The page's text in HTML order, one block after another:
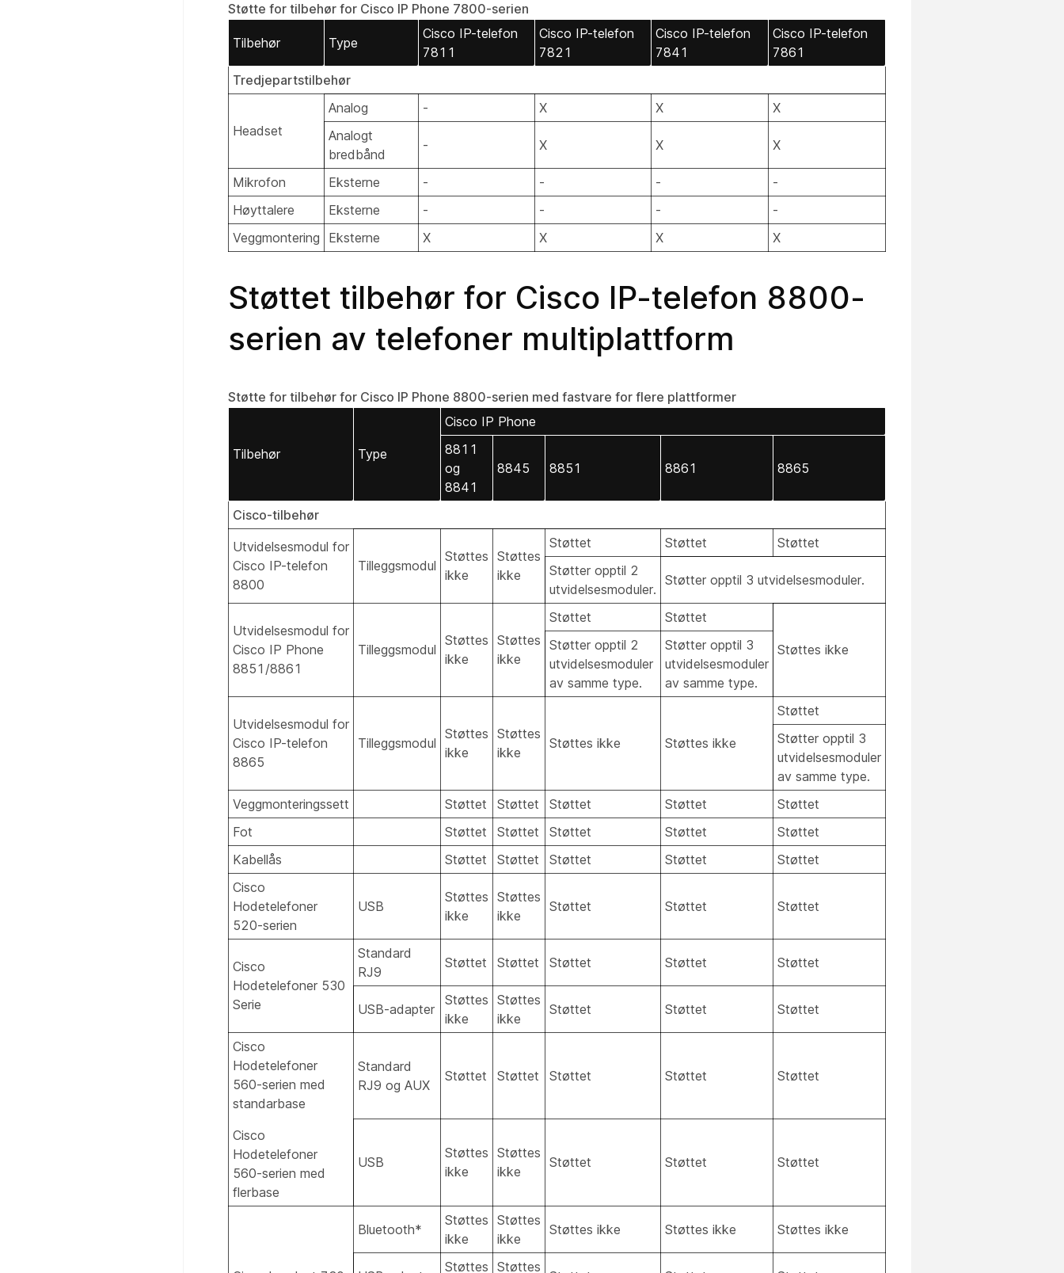
Støtte for tilbehør for Cisco IP Phone 7800-serien
Tilbehør Type
Cisco IP-telefon
7811
Cisco IP-telefon
7821
Cisco IP-telefon
7841
Cisco IP-telefon
7861
Tredjepartstilbehør
Headset
Analog - X X
X
Analogt
bredbånd
- X X X
Mikrofon Eksterne - - -
-
Høyttalere
Eksterne - - -
-
Veggmontering
Eksterne X X X X
Støttet tilbehør for Cisco IP-telefon 8800-
serien av telefoner multiplattform
Støtte for tilbehør for Cisco IP Phone 8800-serien med fastvare for flere plattformer
Tilbehør Type
Cisco IP Phone
8811
og
8841
8845 8851 8861 8865
Cisco-tilbehør
Utvidelsesmodul for
Cisco IP-telefon
8800
Tilleggsmodul
Støttes
ikke
Støttes
ikke
Støttet Støttet
Støttet
Støtter opptil 2
utvidelsesmoduler.
Støtter opptil 3 utvidelsesmoduler.
Utvidelsesmodul for
Cisco IP Phone
8851/8861
Tilleggsmodul
Støttes
ikke
Støttes
ikke
Støttet Støttet
Støttes ikke
Støtter opptil 2
utvidelsesmoduler
av samme type.
Støtter opptil 3
utvidelsesmoduler
av samme type.
Utvidelsesmodul for
Cisco IP-telefon
8865
Tilleggsmodul
Støttes
ikke
Støttes
ikke
Støttes ikke Støttes ikke
Støttet
Støtter opptil 3
utvidelsesmoduler
av samme type.
Veggmonteringssett
Støttet Støttet Støttet Støttet
Støttet
Fot
Støttet Støttet Støttet Støttet
Støttet
Kabellås
Støttet Støttet Støttet Støttet
Støttet
Cisco
Hodetelefoner
520-serien
USB
Støttes
ikke
Støttes
ikke
Støttet Støttet Støttet
Cisco
Hodetelefoner 530
Serie
Standard
RJ9
Støttet Støttet Støttet Støttet Støttet
USB-adapter
Støttes
ikke
Støttes
ikke
Støttet Støttet Støttet
Cisco
Hodetelefoner
560-serien med
standarbase
Cisco
Hodetelefoner
560-serien med
flerbase
Standard
RJ9 og AUX
Støttet Støttet Støttet Støttet Støttet
USB
Støttes
ikke
Støttes
ikke
Støttet Støttet Støttet
Bluetooth*
Støttes
ikke
Støttes
ikke
Støttes ikke Støttes ikke Støttes ikke
Støttes Støttes